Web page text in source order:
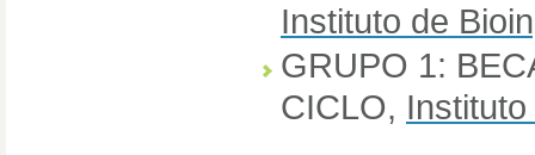
Instituto de
GRUPO 1:
CICLO,